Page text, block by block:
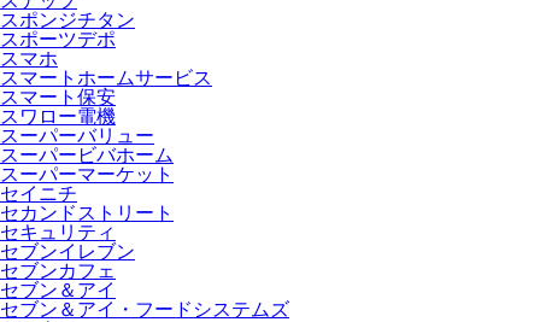
スポンジチタン
スポーツデポ
スマホ
スマートホームサービス
スマート保安
スワロー電機
スーパーバリュー
スーパービバホーム
スーパーマーケット
セイニチ
セカンドストリート
セキュリティ
セブンイレブン
セブンカフェ
セブン＆アイ
セブン＆アイ・フードシステムズ